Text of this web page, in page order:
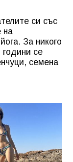
си със
на
За никого
се
семена